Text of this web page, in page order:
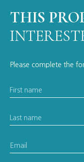
THIS
Please complete the
First name
Last name
Email